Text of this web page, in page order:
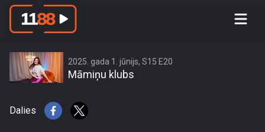
Ko patiesībā saka sieviete un ko dzird
2025. gada 1. jūnijs, S15 E20
Māmiņu klubs
Dalies